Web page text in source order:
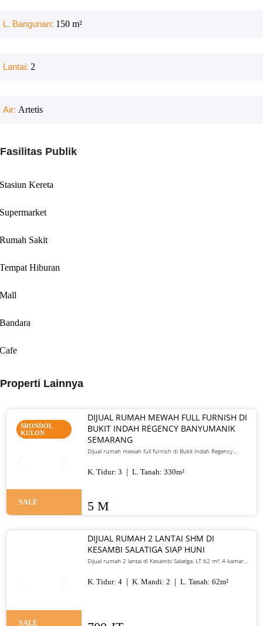
L. Bangunan: 150 m²
Lantai: 2
Air: Artetis
Fasilitas Publik
Stasiun Kereta
Supermarket
Rumah Sakit
Tempat Hiburan
Mall
Bandara
Cafe
Properti Lainnya
SRONDOL
KULON
SALE
DIJUAL RUMAH MEWAH FULL FURNISH DI
BUKIT INDAH REGENCY BANYUMANIK
SEMARANG
Dijual rumah mewah full furnish di Bukit Indah Regency
premium. Harga 5 M nego
K. Tidur: 3 L. Tanah: 330m²
5 M
SALE
DIJUAL RUMAH 2 LANTAI SHM DI
KESAMBI SALATIGA SIAP HUNI
Dijual rumah 2 lantai di Kesambi Salatiga. LT 62 m², 4 kamar
K. Tidur: 4 K. Mandi: 2 L. Tanah: 62m²